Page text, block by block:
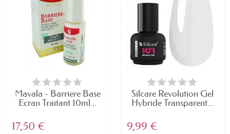
Mavala - Barriere Base
Ecran Traitant 10ml...
17,50 €
Silcare Revolution Gel
Hybride Transparent...
9,99 €